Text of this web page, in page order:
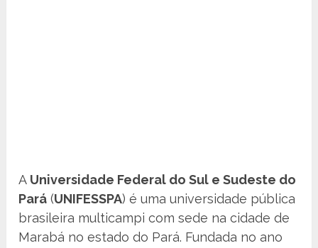
A Universidade Federal do Sul e Sudeste do
Pará (UNIFESSPA) é uma universidade pública
brasileira multicampi com sede na cidade de
Marabá no estado do Pará. Fundada no ano